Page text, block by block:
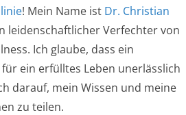
! Mein Name ist Dr. Christian
leidenschaftlicher Verfechter von
Ich glaube, dass ein
ein erfülltes Leben unerlässlich
darauf, mein Wissen und meine
zu teilen.